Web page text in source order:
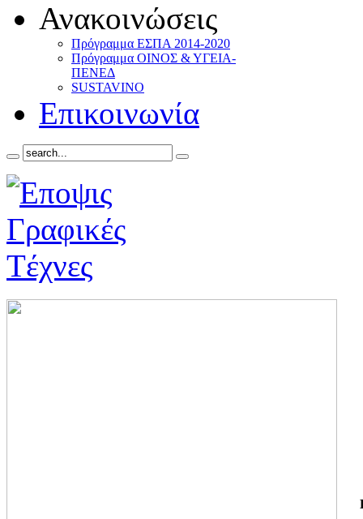
Ανακοινώσεις
Πρόγραμμα ΕΣΠΑ 2014-2020
Πρόγραμμα ΟΙΝΟΣ & ΥΓΕΙΑ-
ΠΕΝΕΔ
SUSTAVINO
Επικοινωνία